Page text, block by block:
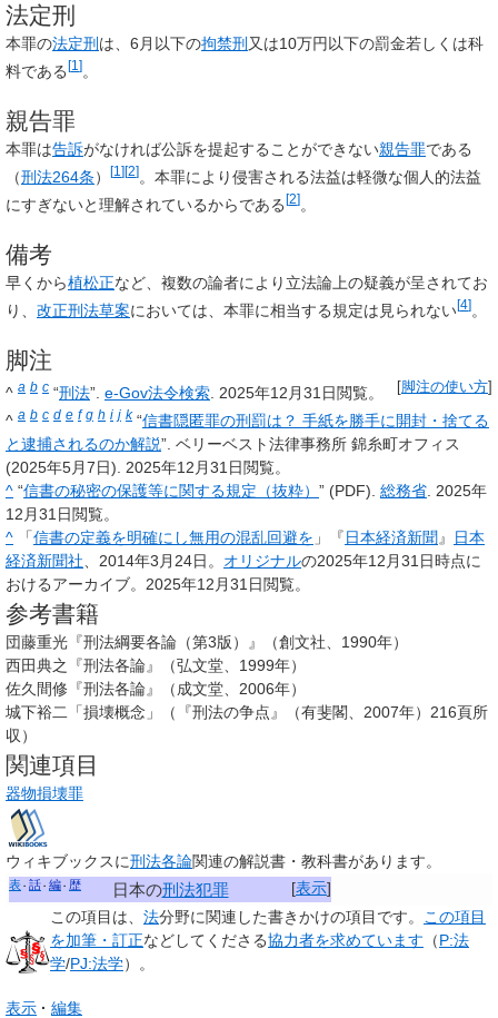
法定刑
本罪の法定刑 は、6月以下の拘禁刑 又は10万円以下の罰金若しくは科
料である[1 ]。
親告罪
本罪は告訴がなければ公訴を提起することができない親告罪である
（刑法264条） [1 ][2] 。本罪により侵害される法益は軽微な個人的法益
にすぎないと理解されているからである[2]。
備考
早くから植松正など、複数の論者により立法論上の疑義が呈されてお
り、 改正刑法草案においては、本罪に相当する規定は見られない[4]。
脚注
脚注の使い方
^ a b c “刑法”. e-Gov法令検索 . 2025年12月31日閲覧。
^ a b c d e f g h i j k “信書隠匿罪の刑罰は？ 手紙を勝手に開封・捨てる
と逮捕されるのか解説”. ベリーベスト法律事務所 錦糸町オフィス
(2025年5月7日). 2025年12月31日閲覧。
^ “信書の秘密の保護等に関する規定（抜粋） ” (PDF). 総務省 . 2025年
12月31日閲覧。
^
「信書の定義を明確にし無用の混乱回避を 」『日本経済新聞』
日本
経済新聞社 、2014年3月24日。 オリジナルの2025年12月31日時点に
おけるアーカイブ。2025年12月31日閲覧。
参考書籍
団藤重光『刑法綱要各論（第3版）』（創文社、1990年）
西田典之『刑法各論』（弘文堂、1999年）
佐久間修『刑法各論』（成文堂、2006年）
城下裕二「損壊概念」（『刑法の争点』（有斐閣、2007年）216頁所
収）
関連項目
器物損壊罪
ウィキブックスに刑法各論関連の解説書・教科書があります。
[表示]
表 話 編 歴 日本の刑法犯罪
この項目は、 法分野に関連した書きかけの項目です。
この項目
を加筆・訂正などしてくださる協力者を求めています （P:法
学/PJ:法学）。
表示 編集